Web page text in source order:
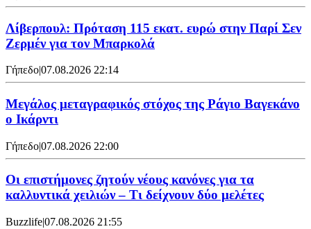
Λίβερπουλ: Πρόταση 115 εκατ. ευρώ στην Παρί Σεν
Ζερμέν για τον Μπαρκολά
Γήπεδο|07.08.2026 22:14
Μεγάλος μεταγραφικός στόχος της Ράγιο Βαγεκάνο
ο Ικάρντι
Γήπεδο|07.08.2026 22:00
Οι επιστήμονες ζητούν νέους κανόνες για τα
καλλυντικά χειλιών – Τι δείχνουν δύο μελέτες
Buzzlife|07.08.2026 21:55